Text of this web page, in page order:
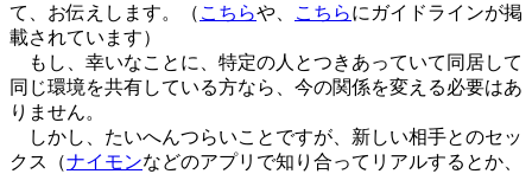
て、お伝えします。（ こちらや、 こちらにガイドラインが掲
載されています）
もし、幸いなことに、特定の人とつきあっていて同居して
同じ環境を共有している方なら、今の関係を変える必要はあ
りません。
しかし、たいへんつらいことですが、新しい相手とのセッ
クス（ナイモンなどのアプリで知り合ってリアルするとか、